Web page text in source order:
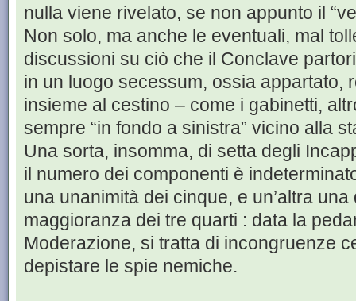
nulla viene rivelato, se non appunto il
Non solo, ma anche le eventuali, mal
discussioni su ciò che il Conclave
in un luogo secessum, ossia appartato,
insieme al cestino – come i gabinetti,
sempre “in fondo a sinistra” vicino alla
Una sorta, insomma, di setta degli
il numero dei componenti è
una unanimità dei cinque, e un’altra
maggioranza dei tre quarti : data la
Moderazione, si tratta di incongruenze
depistare le spie nemiche.